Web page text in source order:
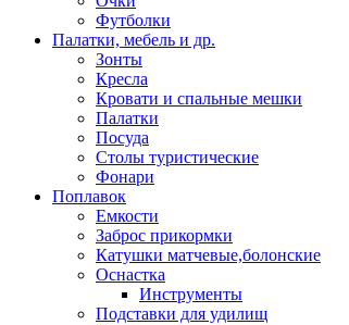
Футболки
Палатки, мебель и др.
Зонты
Кресла
Кровати и спальные мешки
Палатки
Посуда
Столы туристические
Фонари
Поплавок
Емкости
Заброс прикормки
Катушки матчевые,болонские
Оснастка
Инструменты
Подставки для удилищ